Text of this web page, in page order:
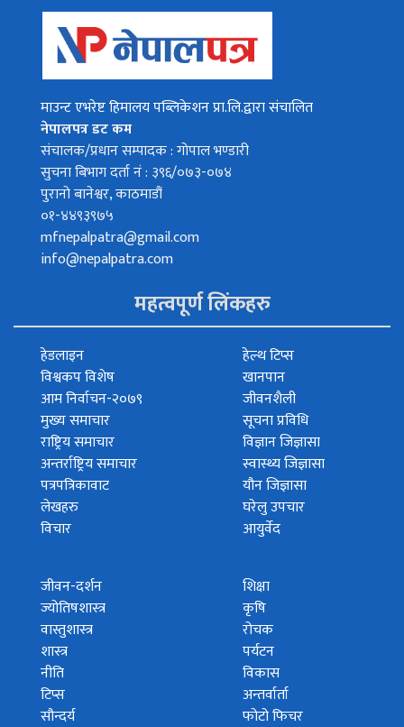
माउन्ट एभरेष्ट हिमालय पब्लिकेशन प्रा.लि.द्वारा संचालित
नेपालपत्र डट कम
संचालक/प्रधान सम्पादक : गोपाल भण्डारी
सुचना बिभाग दर्ता नं : ३९६/०७३-०७४
पुरानो बानेश्वर, काठमाडौं
०१-४४९३९७५
mfnepalpatra@gmail.com
info@nepalpatra.com
महत्वपूर्ण लिंकहरु
हेडलाइन
विश्वकप विशेष
आम निर्वाचन-२०७९
मुख्य समाचार
राष्ट्रिय समाचार
अन्तर्राष्ट्रिय समाचार
पत्रपत्रिकावाट
लेखहरु
विचार
हेल्थ टिप्स
खानपान
जीवनशैली
सूचना प्रविधि
विज्ञान जिज्ञासा
स्वास्थ्य जिज्ञासा
यौन जिज्ञासा
घरेलु उपचार
आयुर्वेद
जीवन-दर्शन
ज्योतिषशास्त्र
वास्तुशास्त्र
शास्त्र
नीति
टिप्स
सौन्दर्य
शिक्षा
कृषि
रोचक
पर्यटन
विकास
अन्तर्वार्ता
फोटो फिचर